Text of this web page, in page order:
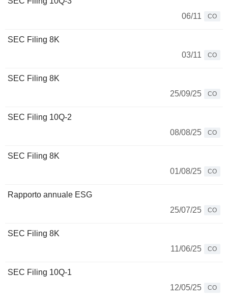
06/11
CO
SEC Filing 8K
03/11
CO
SEC Filing 8K
25/09/25
CO
SEC Filing 10Q-2
08/08/25
CO
SEC Filing 8K
01/08/25
CO
Rapporto annuale ESG
25/07/25
CO
SEC Filing 8K
11/06/25
CO
SEC Filing 10Q-1
12/05/25
CO